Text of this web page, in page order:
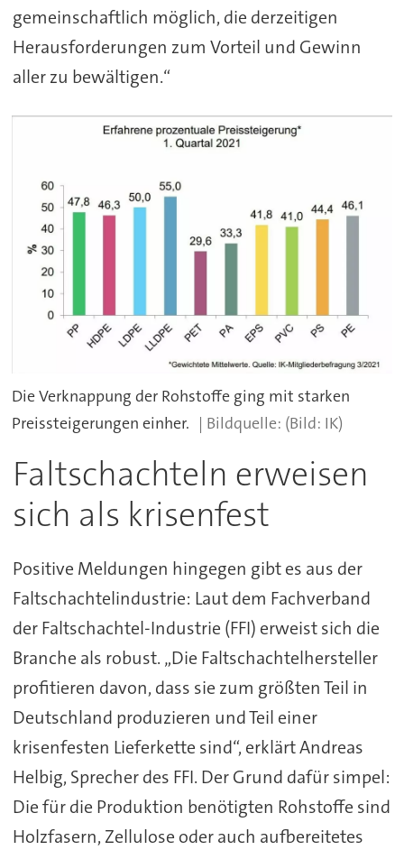
gemeinschaftlich möglich, die derzeitigen
Herausforderungen zum Vorteil und Gewinn
aller zu bewältigen.“
Die Verknappung der Rohstoffe ging mit starken
Preissteigerungen einher.
(Bild: IK)
Faltschachteln erweisen
sich als krisenfest
Positive Meldungen hingegen gibt es aus der
Faltschachtelindustrie: Laut dem Fachverband
der Faltschachtel-Industrie (FFI) erweist sich die
Branche als robust. „Die Faltschachtelhersteller
profitieren davon, dass sie zum größten Teil in
Deutschland produzieren und Teil einer
krisenfesten Lieferkette sind“, erklärt Andreas
Helbig, Sprecher des FFI. Der Grund dafür simpel:
Die für die Produktion benötigten Rohstoffe sind
Holzfasern, Zellulose oder auch aufbereitetes